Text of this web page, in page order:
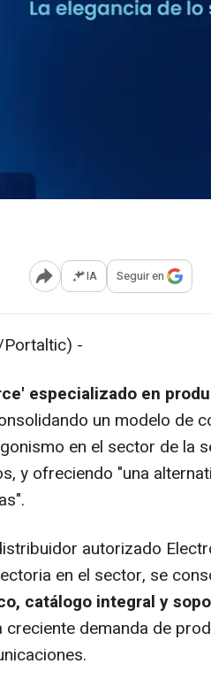
Abrir opciones para
IA Seguir en
Portaltic) -
especializado en
un modelo de
en el sector de la
y ofreciendo "una
autorizado
en el sector, se
catálogo integral y
creciente demanda de